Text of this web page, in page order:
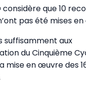
que 10
pas été mises
suffisamment aux
du Cinquième
mise en œuvre des